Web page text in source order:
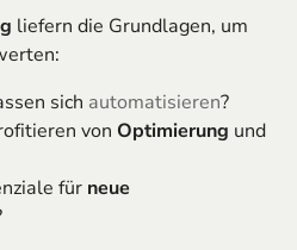
liefern die Grundlagen, um
sich automatisieren?
von Optimierung und
für neue